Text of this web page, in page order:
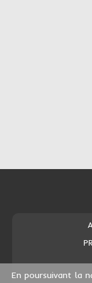
En poursuivant la